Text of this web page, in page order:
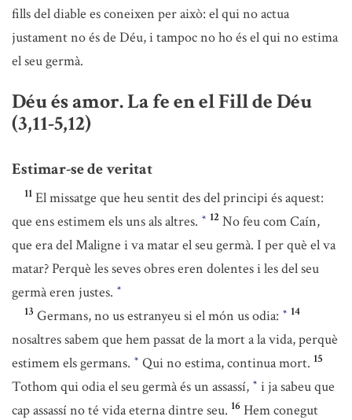
fills del diable es coneixen per això: el qui no actua
justament no és de Déu, i tampoc no ho és el qui no estima
el seu germà.
Déu és amor. La fe en el Fill de Déu
(3,11-5,12)
Estimar-se de veritat
11 El missatge que heu sentit des del principi és aquest:
que ens estimem els uns als altres. * 12 No feu com Caín,
que era del Maligne i va matar el seu germà. I per què el va
matar? Perquè les seves obres eren dolentes i les del seu
germà eren justes. *
13 Germans, no us estranyeu si el món us odia: * 14
nosaltres sabem que hem passat de la mort a la vida, perquè
estimem els germans. * Qui no estima, continua mort. 15
Tothom qui odia el seu germà és un assassí, * i ja sabeu que
cap assassí no té vida eterna dintre seu. 16 Hem conegut